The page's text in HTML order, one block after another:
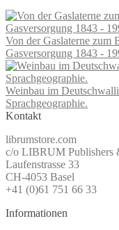
Von der Gaslaterne zum
Gasversorgung 1843 -
Weinbau im
Sprachgeographie.
Kontakt
librumstore.com
c/o LIBRUM Publishers
Laufenstrasse 33
CH-4053 Basel
+41 (0)61 751 66 33
Informationen